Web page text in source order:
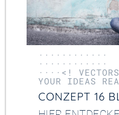
············
············
····<!
YOUR IDEAS
CONZEPT 16